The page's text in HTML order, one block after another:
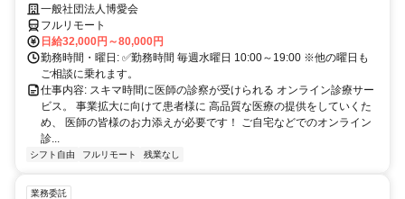
業務一般社団法人博愛会
フルリモート
日給32,000円～80,000円
勤務時間・曜日: ✅勤務時間 毎週水曜日 10:00～19:00 ※他の曜日も
ご相談に乗れます。
仕事内容: スキマ時間に医師の診察が受けられる オンライン診療サー
ビス。 事業拡大に向けて患者様に 高品質な医療の提供をしていくた
め、 医師の皆様のお力添えが必要です！ ご自宅などでのオンライン
診...
シフト自由 フルリモート 残業なし
業務委託